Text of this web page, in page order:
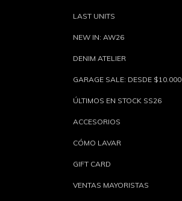
LAST UNITS
NEW IN: AW26
DENIM ATELIER
GARAGE SALE: DESDE $10.000
ÚLTIMOS EN STOCK SS26
ACCESORIOS
CÓMO LAVAR
GIFT CARD
VENTAS MAYORISTAS